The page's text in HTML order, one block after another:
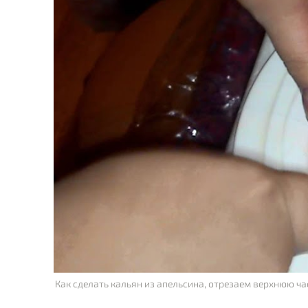
Как сделать кальян из апельсина, отрезаем верхнюю